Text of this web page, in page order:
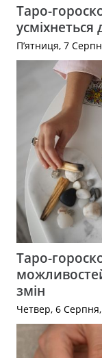
Таро-
П’ятниця, 7
Таро-
змін
Четвер, 6